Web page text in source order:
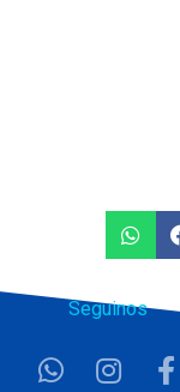
Seguinos